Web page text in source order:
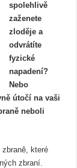
spolehlivě
zaženete
zloděje a
odvrátíte
fyzické
napadení?
Nebo
útočí na vaši
neboli
které
zbraní.